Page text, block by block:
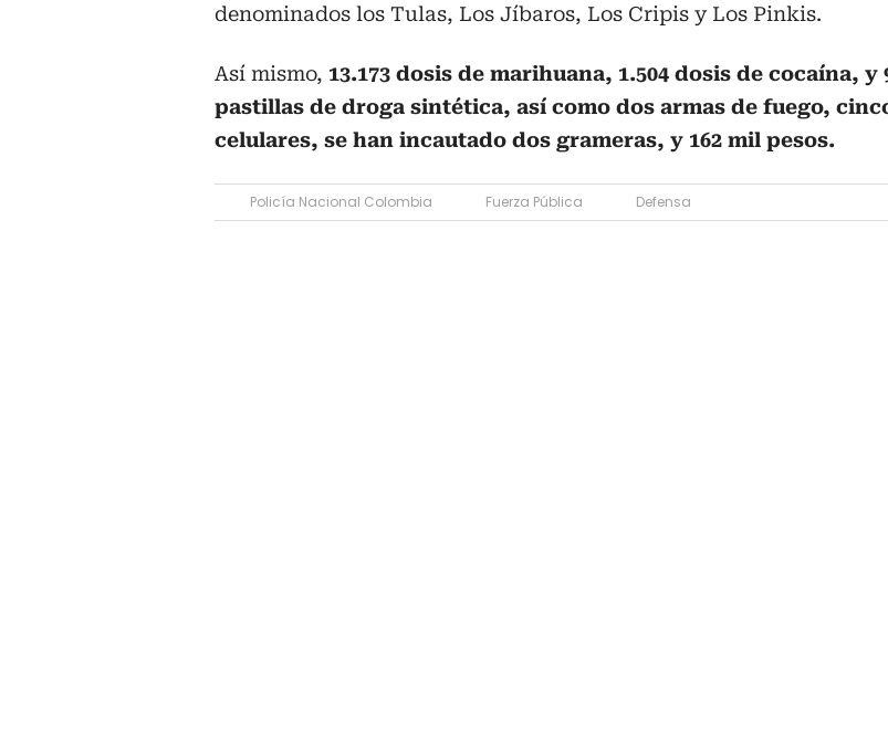
denominados los Tulas, Los Jíbaros, Los Cripis y Los Pinkis.
Así mismo, 13.173 dosis de marihuana, 1.504 dosis de cocaína, y
pastillas de droga sintética, así como dos armas de fuego,
celulares, se han incautado dos grameras, y 162 mil pesos.
Policía Nacional Colombia Fuerza Pública Defensa